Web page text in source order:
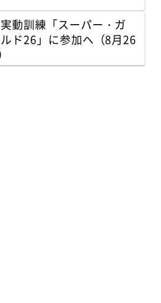
動訓練「スーパー・ガ
ド26」に参加へ（8月26